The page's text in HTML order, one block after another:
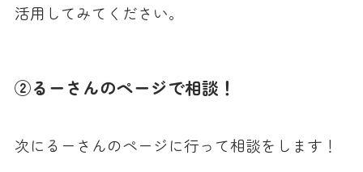
活用してみてください。
②るーさんのページで相談！
次にるーさんのページに行って相談をします！